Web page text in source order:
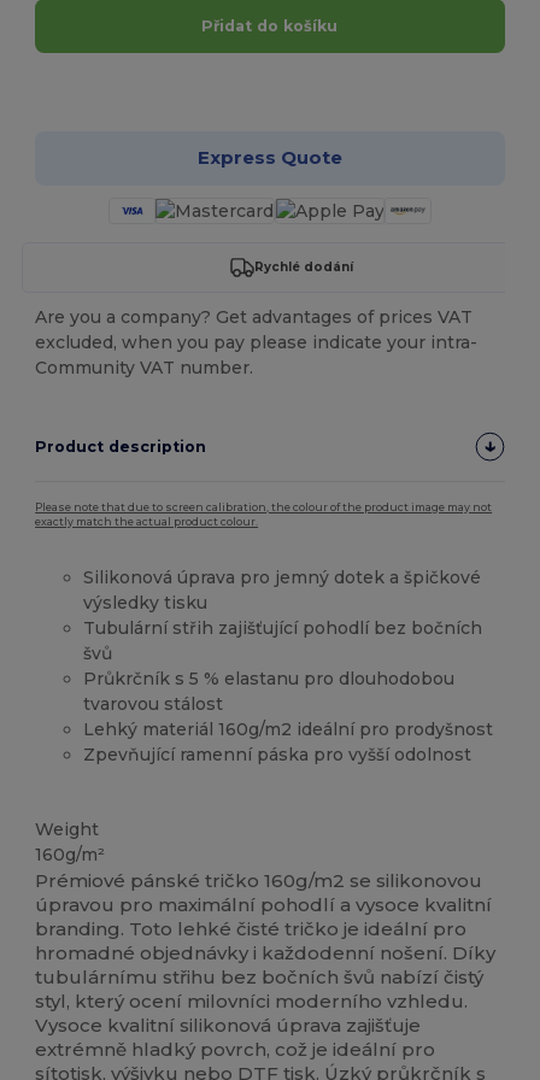
Přidat do košíku
Express Quote
Rychlé dodání
Are you a company? Get advantages of prices VAT
excluded, when you pay please indicate your intra-
Community VAT number.
Product description
Please note that due to screen calibration, the colour of the product image may not
exactly match the actual product colour.
Silikonová úprava pro jemný dotek a špičkové
výsledky tisku
Tubulární střih zajišťující pohodlí bez bočních
švů
Průkrčník s 5 % elastanu pro dlouhodobou
tvarovou stálost
Lehký materiál 160g/m2 ideální pro prodyšnost
Zpevňující ramenní páska pro vyšší odolnost
Weight
160g/m²
Prémiové pánské tričko 160g/m2 se silikonovou
úpravou pro maximální pohodlí a vysoce kvalitní
branding. Toto lehké čisté tričko je ideální pro
hromadné objednávky i každodenní nošení. Díky
tubulárnímu střihu bez bočních švů nabízí čistý
styl, který ocení milovníci moderního vzhledu.
Vysoce kvalitní silikonová úprava zajišťuje
extrémně hladký povrch, což je ideální pro
sítotisk, výšivku nebo DTF tisk. Úzký průkrčník s